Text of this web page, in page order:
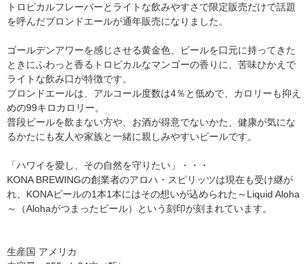
トロピカルフレーバーとライトな飲みやすさで限定販売だけで話題
を呼んだブロンドエールが通年販売になりました。
ゴールデンアワーを感じさせる黄金色、ビールを口元に持ってきた
ときにふわっと香るトロピカルなマンゴーの香りに、苦味ひかえで
ライトな飲み口が特徴です。
ブロンドエールは、アルコール度数は4％と低めで、カロリーも抑え
めの99キロカロリー。
普段ビールを飲まない方や、お酒が得意でないかた、健康が気にな
るかたにも友人や家族と一緒に親しみやすいビールです。
「ハワイを愛し、その自然を守りたい」・・・
KONA BREWINGの創業者のアロハ・スピリッツは現在も受け継が
れ、KONAビールの1本1本にはその想いが込められた～Liquid Aloha
～（Alohaがつまったビール）という刻印が刻まれています。
生産国 アメリカ